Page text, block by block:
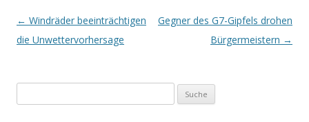
Beitrags-
Navigation
← Windräder beeinträchtigen
die Unwettervorhersage
Gegner des G7-Gipfels drohen
Bürgermeistern →
u